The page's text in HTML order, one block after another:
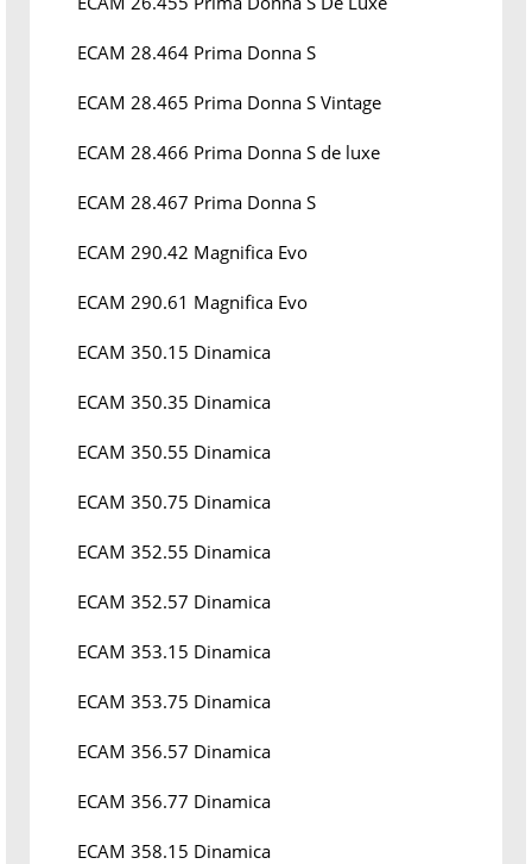
ECAM 28.464 Prima Donna S
ECAM 28.465 Prima Donna S Vintage
ECAM 28.466 Prima Donna S de luxe
ECAM 28.467 Prima Donna S
ECAM 290.42 Magnifica Evo
ECAM 290.61 Magnifica Evo
ECAM 350.15 Dinamica
ECAM 350.35 Dinamica
ECAM 350.55 Dinamica
ECAM 350.75 Dinamica
ECAM 352.55 Dinamica
ECAM 352.57 Dinamica
ECAM 353.15 Dinamica
ECAM 353.75 Dinamica
ECAM 356.57 Dinamica
ECAM 356.77 Dinamica
ECAM 358.15 Dinamica